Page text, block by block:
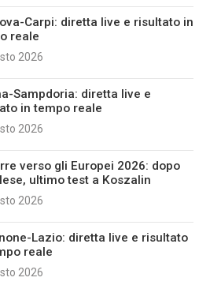
Carpi: diretta live e risultato in
reale
2026
Sampdoria: diretta live e
in tempo reale
2026
verso gli Europei 2026: dopo
ultimo test a Koszalin
2026
Lazio: diretta live e risultato
reale
2026